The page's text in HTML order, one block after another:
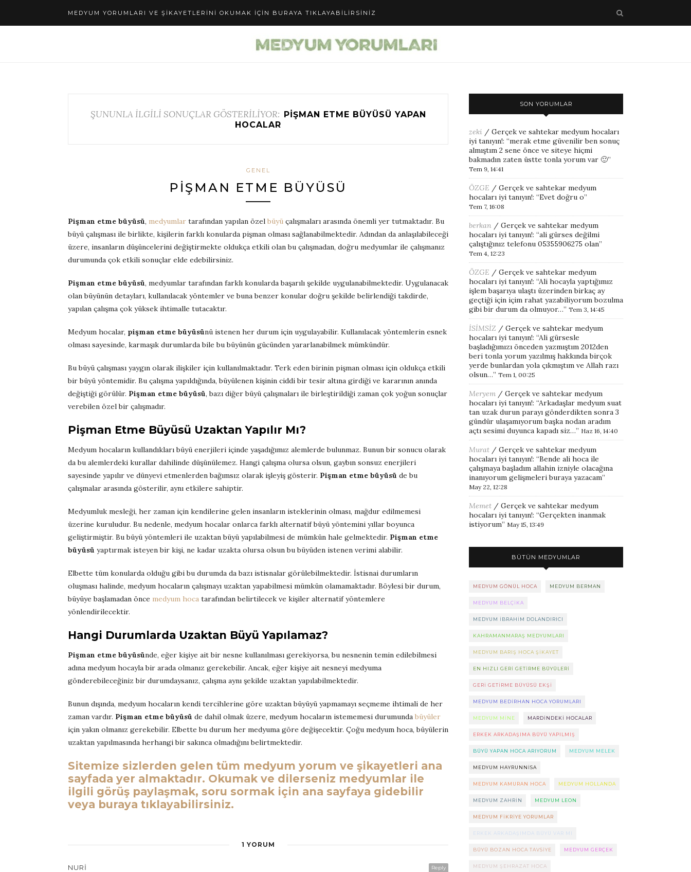
MEDYUM YORUMLARI VE ŞIKAYETLERINI OKUMAK IÇIN BURAYA TIKLAYABILIRSINIZ
ŞUNUNLA İLGİLİ SONUÇLAR GÖSTERİLİYOR: PIŞMAN ETME BÜYÜSÜ YAPAN
HOCALAR
GENEL
PIŞMAN ETME BÜYÜSÜ
Pişman etme büyüsü, medyumlar tarafından yapılan özel büyü çalışmaları arasında önemli yer tutmaktadır. Bu
büyü çalışması ile birlikte, kişilerin farklı konularda pişman olması sağlanabilmektedir. Adından da anlaşılabileceği
üzere, insanların düşüncelerini değiştirmekte oldukça etkili olan bu çalışmadan, doğru medyumlar ile çalışmanız
durumunda çok etkili sonuçlar elde edebilirsiniz.
Pişman etme büyüsü, medyumlar tarafından farklı konularda başarılı şekilde uygulanabilmektedir. Uygulanacak
olan büyünün detayları, kullanılacak yöntemler ve buna benzer konular doğru şekilde belirlendiği takdirde,
yapılan çalışma çok yüksek ihtimalle tutacaktır.
Medyum hocalar, pişman etme büyüsünü istenen her durum için uygulayabilir. Kullanılacak yöntemlerin esnek
olması sayesinde, karmaşık durumlarda bile bu büyünün gücünden yararlanabilmek mümkündür.
Bu büyü çalışması yaygın olarak ilişkiler için kullanılmaktadır. Terk eden birinin pişman olması için oldukça etkili
bir büyü yöntemidir. Bu çalışma yapıldığında, büyülenen kişinin ciddi bir tesir altına girdiği ve kararının anında
değiştiği görülür. Pişman etme büyüsü, bazı diğer büyü çalışmaları ile birleştirildiği zaman çok yoğun sonuçlar
verebilen özel bir çalışmadır.
Pişman Etme Büyüsü Uzaktan Yapılır Mı?
Medyum hocaların kullandıkları büyü enerjileri içinde yaşadığımız alemlerde bulunmaz. Bunun bir sonucu olarak
da bu alemlerdeki kurallar dahilinde düşünülemez. Hangi çalışma olursa olsun, gaybın sonsuz enerjileri
sayesinde yapılır ve dünyevi etmenlerden bağımsız olarak işleyiş gösterir. Pişman etme büyüsü de bu
çalışmalar arasında gösterilir, aynı etkilere sahiptir.
Medyumluk mesleği, her zaman için kendilerine gelen insanların isteklerinin olması, mağdur edilmemesi
üzerine kuruludur. Bu nedenle, medyum hocalar onlarca farklı alternatif büyü yöntemini yıllar boyunca
geliştirmiştir. Bu büyü yöntemleri ile uzaktan büyü yapılabilmesi de mümkün hale gelmektedir. Pişman etme
büyüsü yaptırmak isteyen bir kişi, ne kadar uzakta olursa olsun bu büyüden istenen verimi alabilir.
Elbette tüm konularda olduğu gibi bu durumda da bazı istisnalar görülebilmektedir. İstisnai durumların
oluşması halinde, medyum hocaların çalışmayı uzaktan yapabilmesi mümkün olamamaktadır. Böylesi bir durum,
büyüye başlamadan önce medyum hoca tarafından belirtilecek ve kişiler alternatif yöntemlere
yönlendirilecektir.
Hangi Durumlarda Uzaktan Büyü Yapılamaz?
Pişman etme büyüsünde, eğer kişiye ait bir nesne kullanılması gerekiyorsa, bu nesnenin temin edilebilmesi
adına medyum hocayla bir arada olmanız gerekebilir. Ancak, eğer kişiye ait nesneyi medyuma
gönderebileceğiniz bir durumdaysanız, çalışma aynı şekilde uzaktan yapılabilmektedir.
Bunun dışında, medyum hocaların kendi tercihlerine göre uzaktan büyüyü yapmamayı seçmeme ihtimali de her
zaman vardır. Pişman etme büyüsü de dahil olmak üzere, medyum hocaların istememesi durumunda büyüler
için yakın olmanız gerekebilir. Elbette bu durum her medyuma göre değişecektir. Çoğu medyum hoca, büyülerin
uzaktan yapılmasında herhangi bir sakınca olmadığını belirtmektedir.
Sitemize sizlerden gelen tüm medyum yorum ve şikayetleri ana
sayfada yer almaktadır. Okumak ve dilerseniz medyumlar ile
ilgili görüş paylaşmak, soru sormak için ana sayfaya gidebilir
veya buraya tıklayabilirsiniz.
1 YORUM
Reply
NURI
SON YORUMLAR
zeki / Gerçek ve sahtekar medyum hocaları
iyi tanıyın!: “merak etme güvenilir ben sonuç
almıştım 2 sene önce ve siteye hiçmi
bakmadın zaten üstte tonla yorum var 🙂”
Tem 9, 14:41
ÖZGE / Gerçek ve sahtekar medyum
hocaları iyi tanıyın!: “Evet doğru o”
Tem 7, 16:08
berkan / Gerçek ve sahtekar medyum
hocaları iyi tanıyın!: “ali gürses değilmi
çalıştığınız telefonu 05355906275 olan”
Tem 4, 12:23
ÖZGE / Gerçek ve sahtekar medyum
hocaları iyi tanıyın!: “Ali hocayla yaptığımız
işlem başarıya ulaştı üzerinden birkaç ay
geçtiği için içim rahat yazabiliyorum bozulma
gibi bir durum da olmuyor…” Tem 3, 14:45
İSİMSİZ / Gerçek ve sahtekar medyum
hocaları iyi tanıyın!: “Ali gürsesle
başladığımızı önceden yazmıştım 2012den
beri tonla yorum yazılmış hakkında birçok
yerde bunlardan yola çıkmıştım ve Allah razı
olsun…” Tem 1, 00:25
Meryem / Gerçek ve sahtekar medyum
hocaları iyi tanıyın!: “Arkadaşlar medyum suat
tan uzak durun parayı gönderdikten sonra 3
gündür ulaşamıyorum başka nodan aradım
açtı sesimi duyunca kapadı siz…” Haz 16, 14:40
Murat / Gerçek ve sahtekar medyum
hocaları iyi tanıyın!: “Bende ali hoca ile
çalışmaya başladım allahin izniyle olacağına
inanıyorum gelişmeleri buraya yazacam”
May 22, 12:28
Memet / Gerçek ve sahtekar medyum
hocaları iyi tanıyın!: “Gerçekten inanmak
istiyorum” May 15, 13:49
BÜTÜN MEDYUMLAR
MEDYUM GÖNÜL HOCA MEDYUM BERMAN
MEDYUM BELÇIKA
MEDYUM IBRAHIM DOLANDIRICI
KAHRAMANMARAŞ MEDYUMLARI
MEDYUM BARIŞ HOCA ŞIKAYET
EN HIZLI GERI GETIRME BÜYÜLERI
GERI GETIRME BÜYÜSÜ EKŞI
MEDYUM BEDIRHAN HOCA YORUMLARI
MEDYUM MINE MARDINDEKI HOCALAR
ERKEK ARKADAŞIMA BÜYÜ YAPILMIŞ
BÜYÜ YAPAN HOCA ARIYORUM MEDYUM MELEK
MEDYUM HAYRUNNISA
MEDYUM KAMURAN HOCA MEDYUM HOLLANDA
MEDYUM ZAHRIN MEDYUM LEON
MEDYUM FIKRIYE YORUMLAR
ERKEK ARKADAŞIMDA BÜYÜ VAR MI
BÜYÜ BOZAN HOCA TAVSIYE MEDYUM GERÇEK
MEDYUM ŞEHRAZAT HOCA